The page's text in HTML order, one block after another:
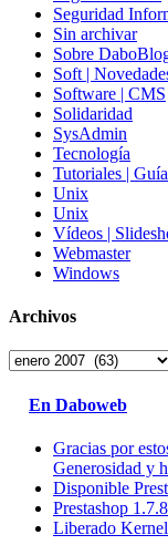
Seguridad
Sin archivar
Sobre
Soft |
Software | CMS
Solidaridad
SysAdmin
Tecnología
Tutoriales |
Unix
Unix
Vídeos |
Webmaster
Windows
Archivos
Archivos
En Daboweb
Gracias por
Generosidad y
Disponible
Prestashop
Liberado